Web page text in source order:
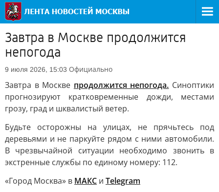
Завтра в Москве продолжится
непогода
9 июля 2026, 15:03 Официально
Завтра в Москве продолжится непогода. Синоптики
прогнозируют кратковременные дожди, местами
грозу, град и шквалистый ветер.
Будьте осторожны на улицах, не прячьтесь под
деревьями и не паркуйте рядом с ними автомобили.
В чрезвычайной ситуации необходимо звонить в
экстренные службы по единому номеру: 112.
«Город Москва» в МАКС и Telegram